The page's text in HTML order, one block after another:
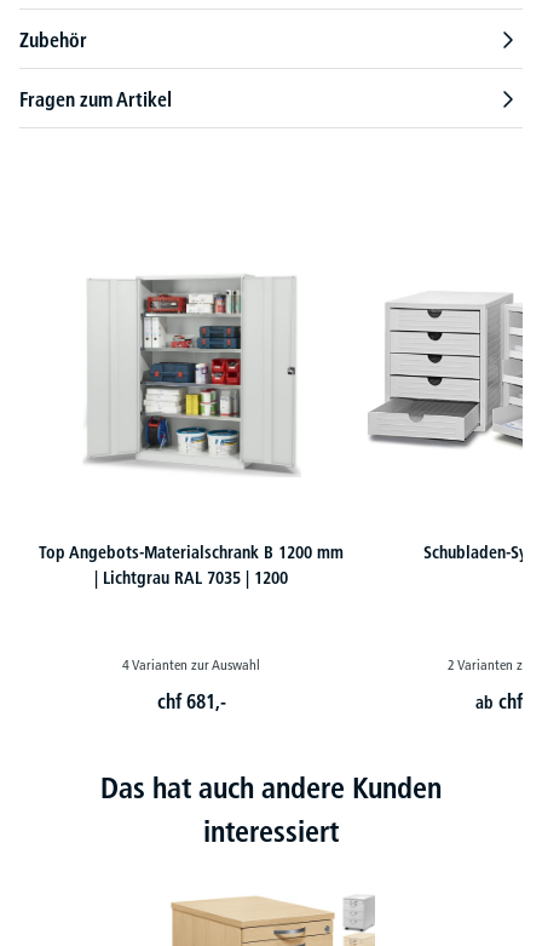
Zubehör
Fragen zum Artikel
Top Angebots-Materialschrank B 1200 mm
| Lichtgrau RAL 7035 | 1200
4 Varianten zur Auswahl
chf 681,-
Schubladen-
2 Varianten zur
abchf
Das hat auch andere Kunden
interessiert